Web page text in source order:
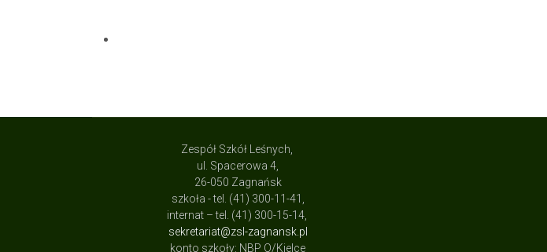
Zespół Szkół Leśnych,
ul. Spacerowa 4,
26-050 Zagnańsk
szkoła - tel. (41) 300-11-41,
internat – tel. (41) 300-15-14,
sekretariat@zsl-zagnansk.pl
konto szkoły: NBP O/Kielce